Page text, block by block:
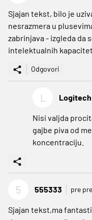
Sjajan tekst, bilo je
nesrazmera u
zabrinjava - izgleda da
intelektualnih
Odgovori
L Logitech
Nisi valjda
gajbe piva od
koncentraciju.
5 555333 pre
Sjajan tekst,ma